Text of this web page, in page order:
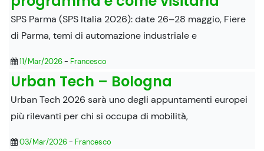
SPS Parma (SPS Italia 2026): date 26–28 maggio, Fiere
di Parma, temi di automazione industriale e
11/Mar/2026- Francesco
Urban Tech – Bologna
Urban Tech 2026 sarà uno degli appuntamenti europei
più rilevanti per chi si occupa di mobilità,
03/Mar/2026- Francesco